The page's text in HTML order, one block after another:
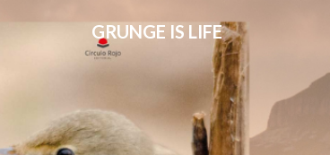
GRUNGE IS LIFE